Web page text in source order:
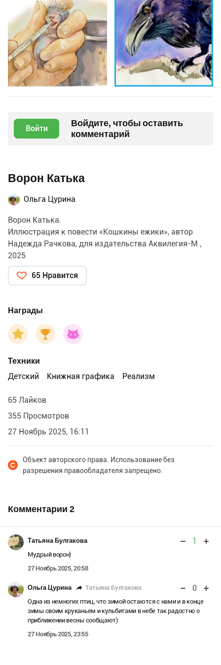
Войти
Войдите, чтобы оставить
комментарий
Ворон Катька
Ольга Цурина
Ворон Катька.
Иллюстрация к повести «Кошкины ежики», автор
Надежда Рачкова, для издательства Аквилегия-М ,
2025
65 Нравится
Награды
Техники
Детский
Книжная графика Реализм
65 Лайков
355 Просмотров
27 Ноябрь 2025, 16:11
Объект авторского права. Использование без
разрешения правообладателя запрещено.
Комментарии 2
Татьяна Булгакова 1
Мудрый ворон)
27 Ноябрь 2025, 20:58
Ольга Цурина Татьяна Булгакова 0
Одна из немногих птиц, что зимой остаются с нами и в конце
зимы своим круканьем и кульбитами в небе так радостно о
приближении весны сообщают)
27 Ноябрь 2025, 23:55